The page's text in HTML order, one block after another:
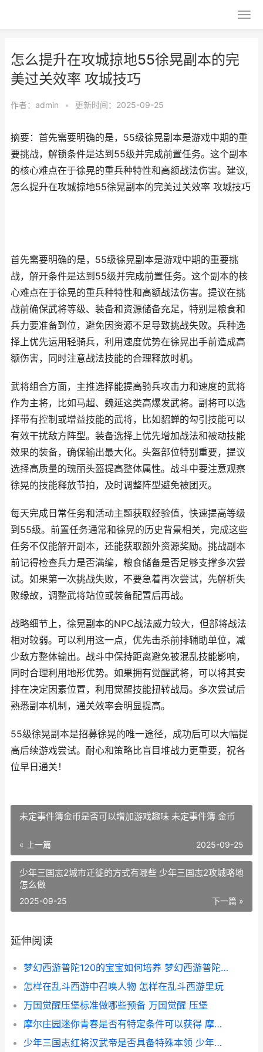
怎么提升在攻城掠地55徐晃副本的完
美过关效率 攻城技巧
作者： admin • 更新时间：2025-09-25
摘要：首先需要明确的是，55级徐晃副本是游戏中期的重
要挑战，解锁条件是达到55级并完成前置任务。这个副本
的核心难点在于徐晃的重兵种特性和高额战法伤害。建议,
怎么提升在攻城掠地55徐晃副本的完美过关效率 攻城技巧
首先需要明确的是，55级徐晃副本是游戏中期的重要挑
战，解开条件是达到55级并完成前置任务。这个副本的核
心难点在于徐晃的重兵种特性和高额战法伤害。提议在挑
战前确保武将等级、装备和资源储备充足，特别是粮食和
兵力要准备到位，避免因资源不足导致挑战失败。兵种选
择上优先运用轻骑兵，利用速度优势在徐晃出手前造成高
额伤害，同时注意战法技能的合理释放时机。
武将组合方面，主推选择能提高骑兵攻击力和速度的武将
作为主将，比如马超、魏延这类高爆发武将。副将可以选
择带有控制或增益技能的武将，比如貂蝉的勾引技能可以
有效干扰敌方阵型。装备选择上优先增加战法和被动技能
效果的装备，确保输出最大化。头盔部位特别重要，提议
选择高质量的瑰丽头盔提高整体属性。战斗中要注意观察
徐晃的技能释放节拍，及时调整阵型避免被团灭。
每天完成日常任务和活动主题获取经验值，快速提高等级
到55级。前置任务通常和徐晃的历史背景相关，完成这些
任务不仅能解开副本，还能获取额外资源奖励。挑战副本
前记得检查兵力是否满编，粮食储备是否足够支撑多次尝
试。如果第一次挑战失败，不要急着再次尝试，先解析失
败缘故，调整武将站位或装备配置后再战。
战略细节上，徐晃副本的NPC战法威力较大，但部将战法
相对较弱。可以利用这一点，优先击杀前排辅助单位，减
少敌方整体输出。战斗中保持距离避免被混乱技能影响，
同时合理利用地形优势。如果拥有觉醒武将，可以将其安
排在决定因素位置，利用觉醒技能扭转战局。多次尝试后
熟悉副本机制，通关效率会明显提高。
55级徐晃副本是招募徐晃的唯一途径，成功后可以大幅提
高后续游戏尝试。耐心和策略比盲目堆战力更重要，祝各
位早日通关！
未定事件簿金币是否可以增加游戏趣味 未定事件簿 金币
« 上一篇 2025-09-25
少年三国志2城市迁徙的方式有哪些 少年三国志2攻城略地
怎么做
下一篇 »
2025-09-25
延伸阅读
梦幻西游普陀120的宝宝如何培养 梦幻西游普陀129厉害吗
怎样在乱斗西游中召唤人物 怎样在乱斗西游里玩
万国觉醒压堡标准做哪些预备 万国觉醒 压堡
摩尔庄园迷你青春是否有特定条件可以获得 摩尔庄园迷你青春摩托车
少年三国志红将汉武帝是否具备特殊本领 少年三国志武将品质排名最新